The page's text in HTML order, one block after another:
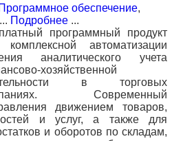
обеспечение,
... Подробнее ...
программный продукт
комплексной автоматизации
аналитического учета
хозяйственной
в торговых
Современный
движением товаров,
и услуг, а также для
и оборотов по складам,